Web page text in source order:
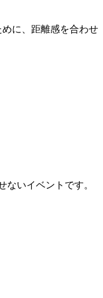
に、距離感を合わせ
いイベントです。